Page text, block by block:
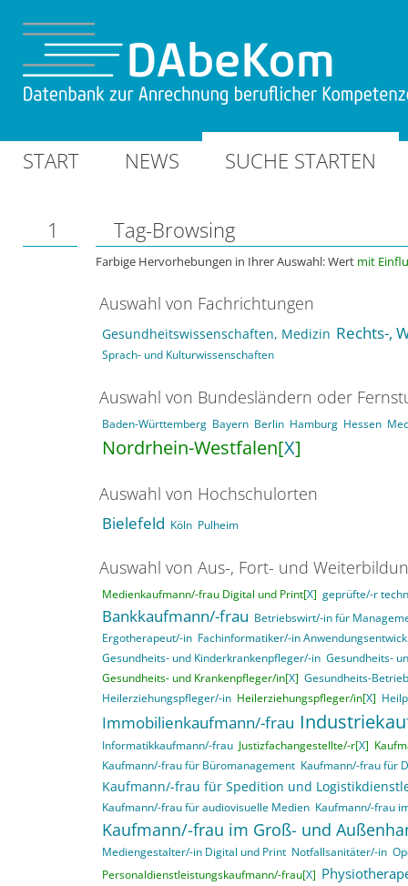
START NEWS SUCHE STARTEN
1 Tag-Browsing
Farbige Hervorhebungen in Ihrer Auswahl: Wert mit
Auswahl von Fachrichtungen
Gesundheitswissenschaften, Medizin Rechts-,
Sprach- und Kulturwissenschaften
Auswahl von Bundesländern oder
Baden-Württemberg Bayern Berlin Hamburg Hessen
Nordrhein-Westfalen[X]
Auswahl von Hochschulorten
Bielefeld Köln Pulheim
Auswahl von Aus-, Fort- und
Medienkaufmann/-frau Digital und Print[X] geprüfte/-r
Bankkaufmann/-frau Betriebswirt/-in für
Ergotherapeut/-in Fachinformatiker/-in
Gesundheits- und Kinderkrankenpfleger/-in Gesundheits-
Gesundheits- und Krankenpfleger/in[X] Gesundheits-
Heilerziehungspfleger/-in Heilerziehungspfleger/in[X]
Immobilienkaufmann/-frau
Informatikkaufmann/-frau Justizfachangestellte/-r[X]
Kaufmann/-frau für Büromanagement Kaufmann/-frau für
Kaufmann/-frau für Spedition und
Kaufmann/-frau für audiovisuelle Medien Kaufmann/-frau
Kaufmann/-frau im Groß- und
Mediengestalter/-in Digital und Print Notfallsanitäter/-in
Personaldienstleistungskaufmann/-frau[X]